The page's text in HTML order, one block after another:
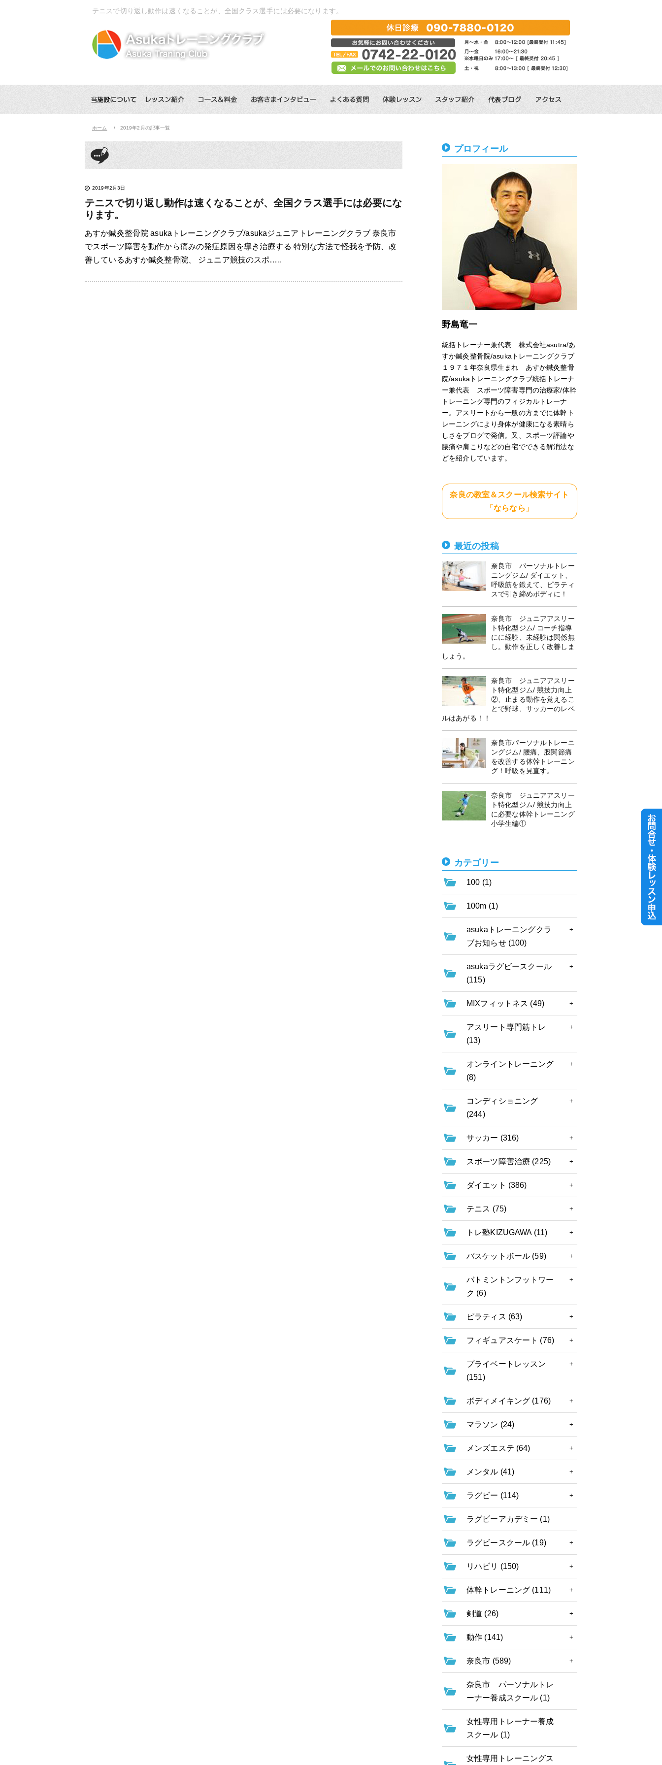
テニスで切り返し動作は速くなることが、全国クラス選手には必要になります。
ホーム 2019年2月の記事一覧
2019年2月3日
テニスで切り返し動作は速くなることが、全国クラス選手には必要にな
ります。
あすか鍼灸整骨院 asukaトレーニングクラブ/asukaジュニアトレーニングクラブ 奈良市
でスポーツ障害を動作から痛みの発症原因を導き治療する 特別な方法で怪我を予防、改
善しているあすか鍼灸整骨院、 ジュニア競技のスポ…..
プロフィール
野島竜一
統括トレーナー兼代表 株式会社asutra/あ
すか鍼灸整骨院/asukaトレーニングクラブ
１９７１年奈良県生まれ あすか鍼灸整骨
院/asukaトレーニングクラブ統括トレーナ
ー兼代表 スポーツ障害専門の治療家/体幹
トレーニング専門のフィジカルトレーナ
ー。アスリートから一般の方までに体幹ト
レーニングにより身体が健康になる素晴ら
しさをブログで発信。又、スポーツ評論や
腰痛や肩こりなどの自宅でできる解消法な
どを紹介しています。
奈良の教室＆スクール検索サイト
「ならなら」
最近の投稿
奈良市 パーソナルトレー
ニングジム/ ダイエット、
呼吸筋を鍛えて、ピラティ
スで引き締めボディに！
奈良市 ジュニアアスリー
ト特化型ジム/ コーチ指導
にに経験、未経験は関係無
し。動作を正しく改善しま
しょう。
奈良市 ジュニアアスリー
ト特化型ジム/ 競技力向上
②、止まる動作を覚えるこ
とで野球、サッカーのレベ
ルはあがる！！
奈良市パーソナルトレーニ
ングジム/ 腰痛、股関節痛
を改善する体幹トレーニン
グ！呼吸を見直す。
奈良市 ジュニアアスリー
ト特化型ジム/ 競技力向上
に必要な体幹トレーニング
小学生編①
カテゴリー
100 (1)
100m (1)
asukaトレーニングクラ
ブお知らせ (100)
asukaラグビースクール
(115)
MIXフィットネス (49)
アスリート専門筋トレ
(13)
オンライントレーニング
(8)
コンディショニング
(244)
サッカー (316)
スポーツ障害治療 (225)
ダイエット (386)
テニス (75)
トレ塾KIZUGAWA (11)
バスケットボール (59)
バトミントンフットワー
ク (6)
ピラティス (63)
フィギュアスケート (76)
プライベートレッスン
(151)
ボディメイキング (176)
マラソン (24)
メンズエステ (64)
メンタル (41)
ラグビー (114)
ラグビーアカデミー (1)
ラグビースクール (19)
リハビリ (150)
体幹トレーニング (111)
剣道 (26)
動作 (141)
奈良市 (589)
奈良市 パーソナルトレ
ーナー養成スクール (1)
女性専用トレーナー養成
スクール (1)
女性専用トレーニングス